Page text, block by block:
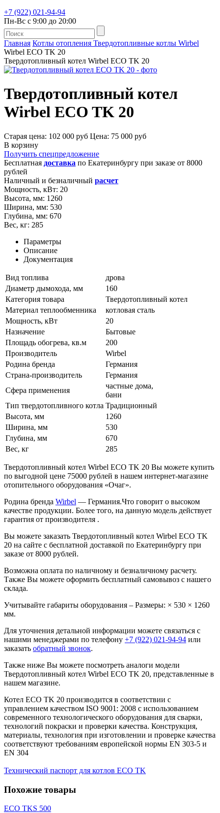
+7 (922) 021-94-94
Пн-Вс с 9:00 до 20:00
Главная Котлы отопления Твердотопливные котлы Wirbel
Wirbel EСO TK 20
Твердотопливный котел Wirbel EСO TK 20
Твердотопливный котел
Wirbel EСO TK 20
Старая цена: 102 000 руб Цена: 75 000 руб
В корзину
Получить спецпредложение
Бесплатная доставка по Екатеринбургу при заказе от 8000
рублей
Наличный и безналичный расчет
Мощность, кВт: 20
Высота, мм: 1260
Ширина, мм: 530
Глубина, мм: 670
Вес, кг: 285
Параметры
Описание
Документация
Вид топлива
дрова
Диаметр дымохода, мм
160
Категория товара
Твердотопливный котел
Материал теплообменника
котловая сталь
Мощность, кВт
20
Назначение
Бытовые
Площадь обогрева, кв.м
200
Производитель
Wirbel
Родина бренда
Германия
Страна-производитель
Германия
Сфера применения
частные дома,
бани
Тип твердотопливного котла Традиционный
Высота, мм
1260
Ширина, мм
530
Глубина, мм
670
Вес, кг
285
Твердотопливный котел Wirbel EСO TK 20 Вы можете купить
по выгодной цене 75000 рублей в нашем интернет-магазине
отопительного оборудования «Очаг».
Родина бренда Wirbel — Германия.Что говорит о высоком
качестве продукции. Более того, на данную модель действует
гарантия от производителя .
Вы можете заказать Твердотопливный котел Wirbel EСO TK
20 на сайте с бесплатной доставкой по Екатеринбургу при
заказе от 8000 рублей.
Возможна оплата по наличному и безналичному расчету.
Также Вы можете оформить бесплатный самовывоз с нашего
склада.
Учитывайте габариты оборудования – Размеры: × 530 × 1260
мм.
Для уточнения детальной информации можете связаться с
нашими менеджерами по телефону +7 (922) 021-94-94 или
заказать обратный звонок.
Также ниже Вы можете посмотреть аналоги модели
Твердотопливный котел Wirbel EСO TK 20, представленные в
нашем магазине.
Котел EСO TK 20 производится в соответствии с
управлением качеством ISO 9001: 2008 с использованием
современного технологического оборудования для сварки,
технологий покраски и проверки качества. Конструкция,
материалы, технология при изготовлении и проверке качества
соответствуют требованиям европейской нормы EN 303-5 и
EN 304
Технический паспорт для котлов ECO TK
Похожие товары
EСO TKS 500